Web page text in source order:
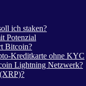
ich staken?
Potenzial
Bitcoin?
Kreditkarte ohne KYC
Lightning Netzwerk?